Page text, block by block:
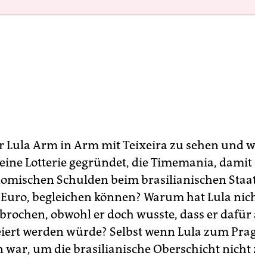
Lula Arm in Arm mit Teixeira zu sehen und
Lotterie gegründet, die Timemania, damit
Schulden beim brasilianischen
begleichen können? Warum hat Lula
obwohl er doch wusste, dass er
werden würde? Selbst wenn Lula zum
war, um die brasilianische Oberschicht nicht